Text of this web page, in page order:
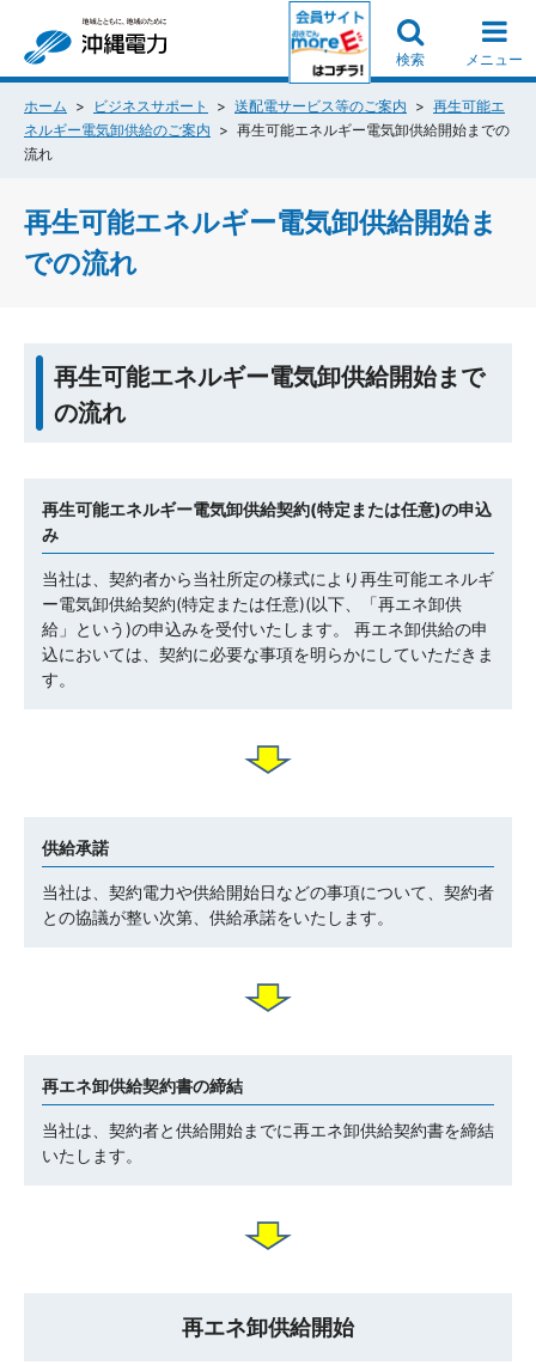
検索 メニュー
ホーム ビジネスサポート 送配電サービス等のご案内
再生可能エ
ネルギー電気卸供給のご案内
再生可能エネルギー電気卸供給開始までの
流れ
再生可能エネルギー電気卸供給開始ま
での流れ
再生可能エネルギー電気卸供給開始まで
の流れ
再生可能エネルギー電気卸供給契約(特定または任意)の申込
み
当社は、契約者から当社所定の様式により再生可能エネルギ
ー電気卸供給契約(特定または任意)(以下、「再エネ卸供
給」という)の申込みを受付いたします。 再エネ卸供給の申
込においては、契約に必要な事項を明らかにしていただきま
す。
供給承諾
当社は、契約電力や供給開始日などの事項について、契約者
との協議が整い次第、供給承諾をいたします。
再エネ卸供給契約書の締結
当社は、契約者と供給開始までに再エネ卸供給契約書を締結
いたします。
再エネ卸供給開始